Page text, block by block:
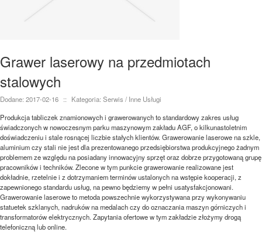
Grawer laserowy na przedmiotach
stalowych
Dodane: 2017-02-16 ::
Kategoria: Serwis / Inne Usługi
Produkcja tabliczek znamionowych i grawerowanych to standardowy zakres usług
świadczonych w nowoczesnym parku maszynowym zakładu AGF, o kilkunastoletnim
doświadczeniu i stale rosnącej liczbie stałych klientów. Grawerowanie laserowe na szkle,
aluminium czy stali nie jest dla prezentowanego przedsiębiorstwa produkcyjnego żadnym
problemem ze względu na posiadany innowacyjny sprzęt oraz dobrze przygotowaną grupę
pracowników i techników. Zlecone w tym punkcie grawerowanie realizowane jest
dokładnie, rzetelnie i z dotrzymaniem terminów ustalonych na wstępie kooperacji, z
zapewnionego standardu usług, na pewno będziemy w pełni usatysfakcjonowani.
Grawerowanie laserowe to metoda powszechnie wykorzystywana przy wykonywaniu
statuetek szklanych, nadruków na medalach czy do oznaczania maszyn górniczych i
transformatorów elektrycznych. Zapytania ofertowe w tym zakładzie złożymy drogą
telefoniczną lub online.